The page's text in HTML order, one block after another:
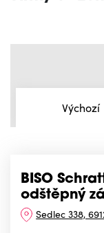
Výchozí
BISO
odštěpný
Sedlec 338,